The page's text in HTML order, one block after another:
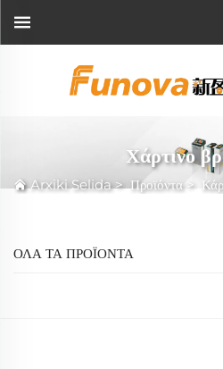
Χάρτινο
Arxiki Selida>Προϊόντα>
ΟΛΑ ΤΑ ΠΡΟΪΟΝΤΑ